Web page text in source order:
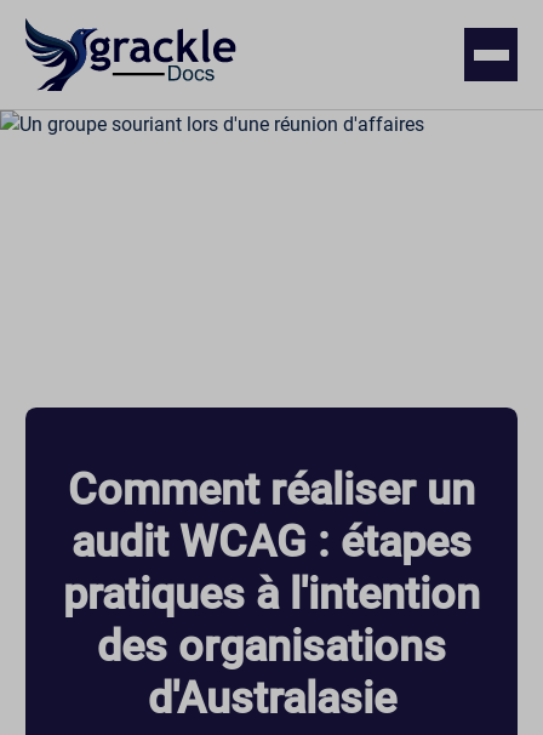
Comment réaliser un
audit WCAG : étapes
pratiques à l'intention
des organisations
d'Australasie